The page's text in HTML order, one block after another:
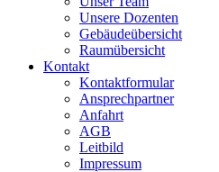
Unsere Dozenten
Gebäudeübersicht
Raumübersicht
Kontakt
Kontaktformular
Ansprechpartner
Anfahrt
AGB
Leitbild
Impressum